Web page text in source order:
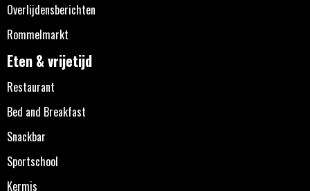
Overlijdensberichten
Rommelmarkt
Eten & vrijetijd
Restaurant
Bed and Breakfast
Snackbar
Sportschool
Kermis